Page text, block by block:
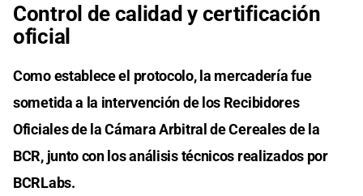
Control de calidad y certificación
oficial
Como establece el protocolo, la mercadería fue
sometida a la intervención de los Recibidores
Oficiales de la Cámara Arbitral de Cereales de la
BCR, junto con los análisis técnicos realizados por
BCRLabs.